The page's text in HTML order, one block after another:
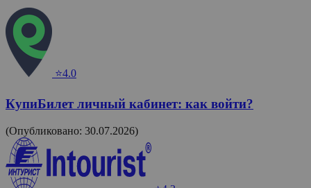
⭐4.0
КупиБилет личный кабинет: как войти?
(Опубликовано: 30.07.2026)